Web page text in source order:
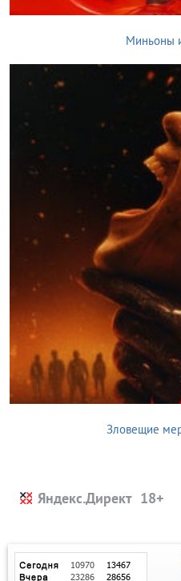
Миньоны
Зловещие
Яндекс.Директ